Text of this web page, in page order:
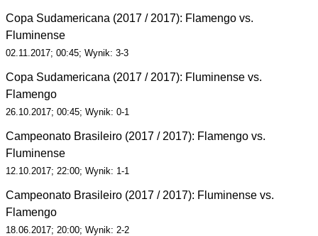
Copa Sudamericana (2017 / 2017): Flamengo vs.
Fluminense
02.11.2017; 00:45; Wynik: 3-3
Copa Sudamericana (2017 / 2017): Fluminense vs.
Flamengo
26.10.2017; 00:45; Wynik: 0-1
Campeonato Brasileiro (2017 / 2017): Flamengo vs.
Fluminense
12.10.2017; 22:00; Wynik: 1-1
Campeonato Brasileiro (2017 / 2017): Fluminense vs.
Flamengo
18.06.2017; 20:00; Wynik: 2-2